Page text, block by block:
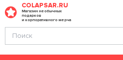
COLAPSAR.RU
Магазин необычных
подарков
и корпоративного мерча